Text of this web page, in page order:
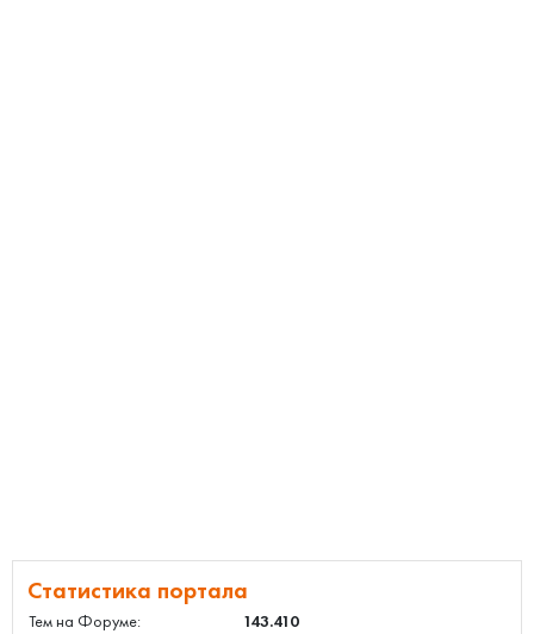
Статистика портала
Тем на Форуме:
143.410